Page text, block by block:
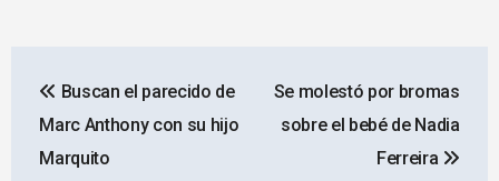
de
entradas
Buscan el parecido de
Marc Anthony con su hijo
Marquito
Se molestó por bromas
sobre el bebé de Nadia
Ferreira